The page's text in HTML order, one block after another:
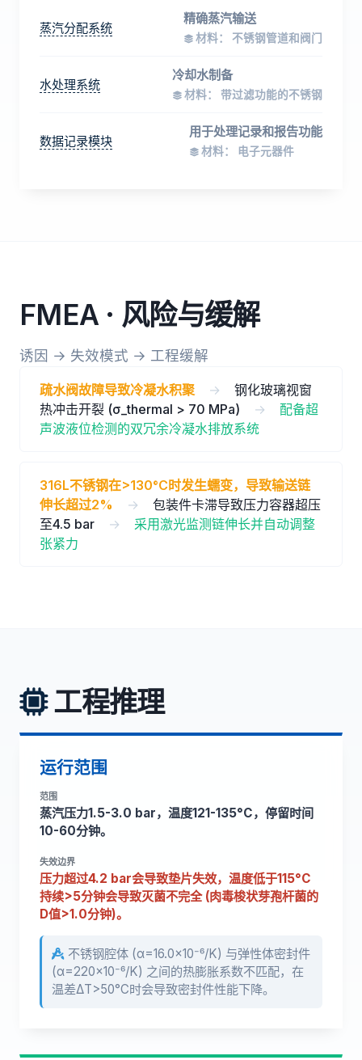
蒸汽分配系统
精确蒸汽输送
材料： 不锈钢管道和阀门
水处理系统
冷却水制备
材料： 带过滤功能的不锈钢
数据记录模块
用于处理记录和报告功能
材料： 电子元器件
FMEA · 风险与缓解
诱因 → 失效模式 → 工程缓解
疏水阀故障导致冷凝水积聚 →
钢化玻璃视窗
热冲击开裂 (σ_thermal > 70 MPa)
→
配备超
声波液位检测的双冗余冷凝水排放系统
316L不锈钢在>130°C时发生蠕变，导致输送链
伸长超过2%
→
包装件卡滞导致压力容器超压
至4.5 bar
→
采用激光监测链伸长并自动调整
张紧力
工程推理
运行范围
范围
蒸汽压力1.5-3.0 bar，温度121-135°C，停留时间
10-60分钟。
失效边界
压力超过4.2 bar会导致垫片失效，温度低于115°C
持续>5分钟会导致灭菌不完全 (肉毒梭状芽孢杆菌的
D值>1.0分钟)。
不锈钢腔体 (α=16.0×10⁻⁶/K) 与弹性体密封件
(α=220×10⁻⁶/K) 之间的热膨胀系数不匹配，在
温差ΔT>50°C时会导致密封件性能下降。